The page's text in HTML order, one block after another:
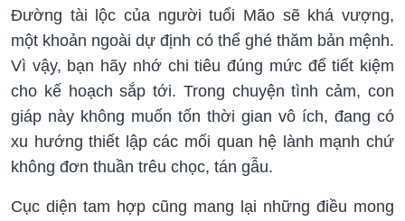
Đường tài lộc của người tuổi Mão sẽ khá vượng,
một khoản ngoài dự định có thể ghé thăm bản mệnh.
Vì vậy, bạn hãy nhớ chi tiêu đúng mức để tiết kiệm
cho kế hoạch sắp tới. Trong chuyện tình cảm, con
giáp này không muốn tốn thời gian vô ích, đang có
xu hướng thiết lập các mối quan hệ lành mạnh chứ
không đơn thuần trêu chọc, tán gẫu.
Cục diện tam hợp cũng mang lại những điều mong